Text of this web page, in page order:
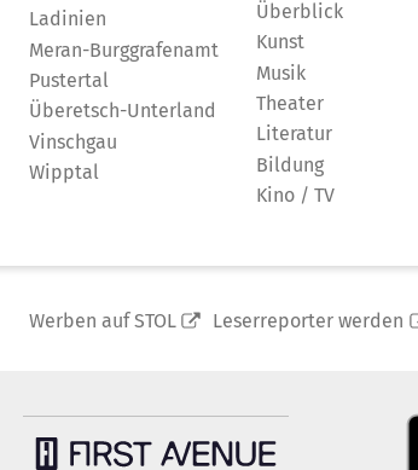
Ladinien
Meran-Burggrafenamt
Pustertal
Überetsch-Unterland
Vinschgau
Wipptal
Überblick
Kunst
Musik
Theater
Literatur
Bildung
Kino / TV
Werben auf STOL Leserreporter werden